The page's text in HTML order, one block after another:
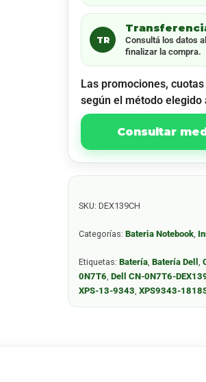
TR
Consultá los datos al
finalizar la compra.
Las promociones,
según el método
Consultar
SKU:DEX139CH
Categorías:Bateria Notebook,
Etiquetas:Batería,Batería Dell,
0N7T6,Dell CN-0N7T6-
XPS-13-9343,XPS9343-